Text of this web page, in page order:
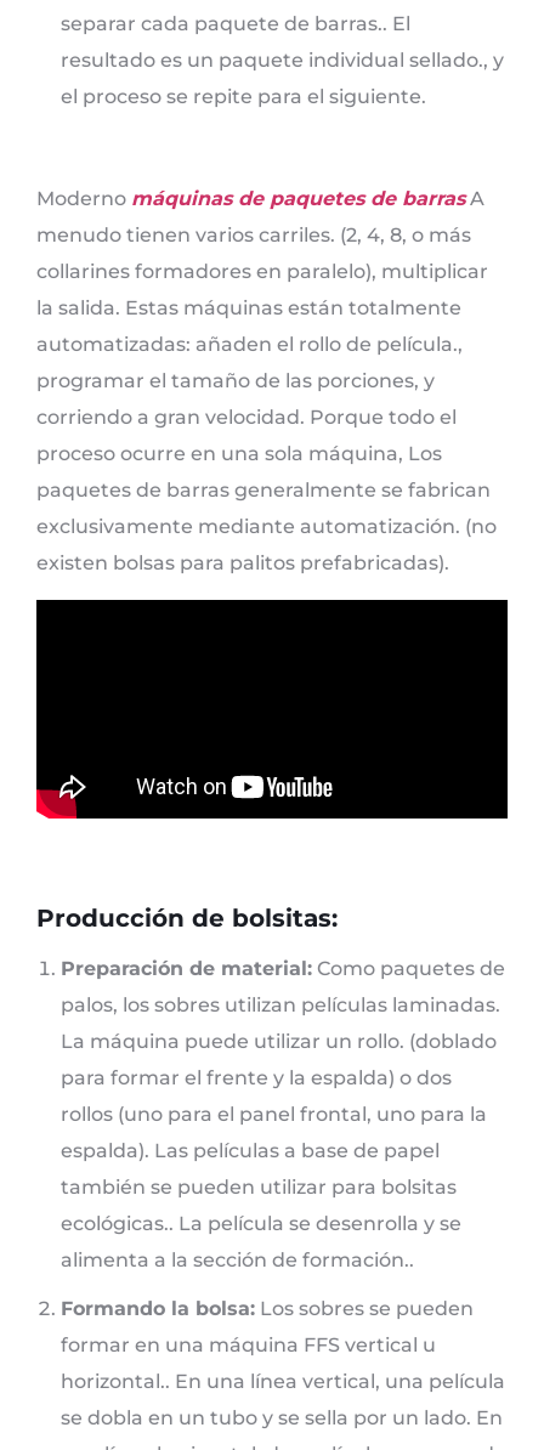
separar cada paquete de barras.. El
resultado es un paquete individual sellado., y
el proceso se repite para el siguiente.
Moderno máquinas de paquetes de barrasA
menudo tienen varios carriles. (2, 4, 8, o más
collarines formadores en paralelo), multiplicar
la salida. Estas máquinas están totalmente
automatizadas: añaden el rollo de película.,
programar el tamaño de las porciones, y
corriendo a gran velocidad. Porque todo el
proceso ocurre en una sola máquina, Los
paquetes de barras generalmente se fabrican
exclusivamente mediante automatización. (no
existen bolsas para palitos prefabricadas).
Producción de bolsitas:
Preparación de material: Como paquetes de
palos, los sobres utilizan películas laminadas.
La máquina puede utilizar un rollo. (doblado
para formar el frente y la espalda) o dos
rollos (uno para el panel frontal, uno para la
espalda). Las películas a base de papel
también se pueden utilizar para bolsitas
ecológicas.. La película se desenrolla y se
alimenta a la sección de formación..
Formando la bolsa: Los sobres se pueden
formar en una máquina FFS vertical u
horizontal.. En una línea vertical, una película
se dobla en un tubo y se sella por un lado. En